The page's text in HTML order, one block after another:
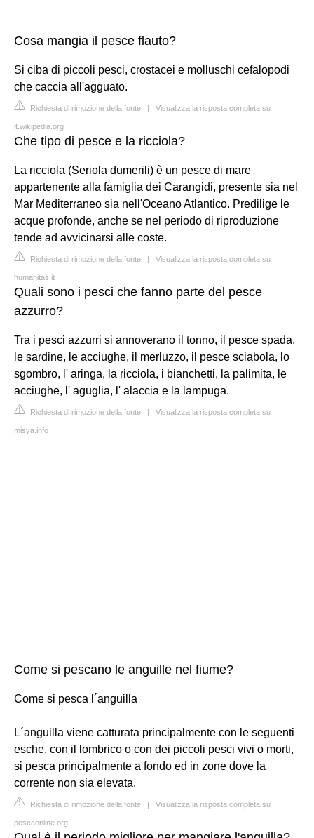
Cosa mangia il pesce flauto?
Si ciba di piccoli pesci, crostacei e molluschi cefalopodi
che caccia all'agguato.
Richiesta di rimozione della fonte | Visualizza la risposta completa su
it.wikipedia.org
Che tipo di pesce e la ricciola?
La ricciola (Seriola dumerili) è un pesce di mare
appartenente alla famiglia dei Carangidi, presente sia nel
Mar Mediterraneo sia nell'Oceano Atlantico. Predilige le
acque profonde, anche se nel periodo di riproduzione
tende ad avvicinarsi alle coste.
Richiesta di rimozione della fonte | Visualizza la risposta completa su
humanitas.it
Quali sono i pesci che fanno parte del pesce
azzurro?
Tra i pesci azzurri si annoverano il tonno, il pesce spada,
le sardine, le acciughe, il merluzzo, il pesce sciabola, lo
sgombro, l' aringa, la ricciola, i bianchetti, la palimita, le
acciughe, l' aguglia, l' alaccia e la lampuga.
Richiesta di rimozione della fonte | Visualizza la risposta completa su
misya.info
Come si pescano le anguille nel fiume?
Come si pesca l´anguilla
L´anguilla viene catturata principalmente con le seguenti
esche, con il lombrico o con dei piccoli pesci vivi o morti,
si pesca principalmente a fondo ed in zone dove la
corrente non sia elevata.
Richiesta di rimozione della fonte | Visualizza la risposta completa su
pescaonline.org